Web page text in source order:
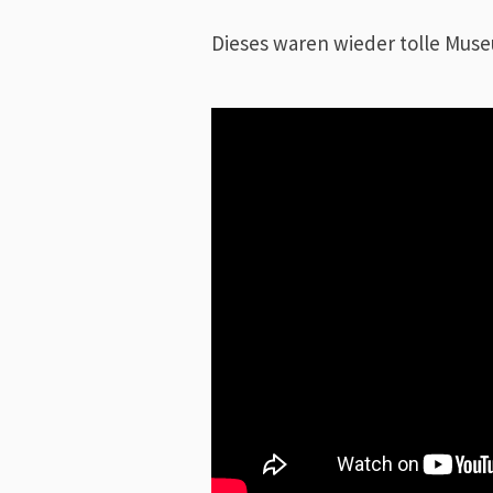
Dieses waren wieder tolle